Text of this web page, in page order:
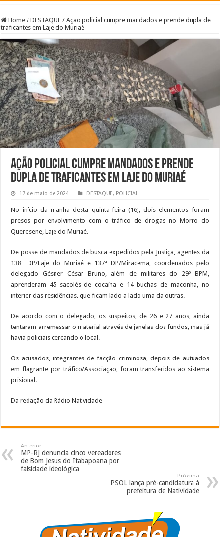
Home / DESTAQUE / Ação policial cumpre mandados e prende dupla de
traficantes em Laje do Muriaé
Ação policial cumpre mandados e prende
dupla de traficantes em Laje do Muriaé
17 de maio de 2024 DESTAQUE, POLICIAL
No início da manhã desta quinta-feira (16), dois elementos foram
presos por envolvimento com o tráfico de drogas no Morro do
Querosene, Laje do Muriaé.
De posse de mandados de busca expedidos pela Justiça, agentes da
138ª DP/Laje do Muriaé e 137ª DP/Miracema, coordenados pelo
delegado Gésner César Bruno, além de militares do 29º BPM,
aprenderam 45 sacolés de cocaína e 14 buchas de maconha, no
interior das residências, que ficam lado a lado uma da outras.
De acordo com o delegado, os suspeitos, de 26 e 27 anos, ainda
tentaram arremessar o material através de janelas dos fundos, mas já
havia policiais cercando o local.
Os acusados, integrantes de facção criminosa, depois de autuados
em flagrante por tráfico/Associação, foram transferidos ao sistema
prisional.
Da redação da Rádio Natividade
Anterior
MP-RJ denuncia cinco vereadores
de Bom Jesus do Itabapoana por
falsidade ideológica
Próxima
PSOL lança pré-candidatura à
prefeitura de Natividade